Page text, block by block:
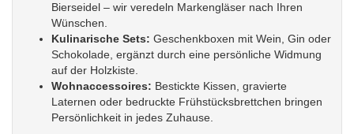
Bierseidel – wir veredeln Markengläser nach Ihren
Wünschen.
Kulinarische Sets: Geschenkboxen mit Wein, Gin oder
Schokolade, ergänzt durch eine persönliche Widmung
auf der Holzkiste.
Wohnaccessoires: Bestickte Kissen, gravierte
Laternen oder bedruckte Frühstücksbrettchen bringen
Persönlichkeit in jedes Zuhause.